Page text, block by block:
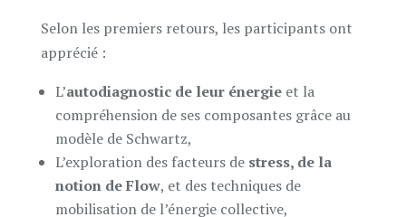
Selon les premiers retours, les participants ont
apprécié :
L’autodiagnostic de leur énergieet la
compréhension de ses composantes grâce au
modèle de Schwartz,
L’exploration des facteurs de stress, de la
notion de Flow, et des techniques de
mobilisation de l’énergie collective,